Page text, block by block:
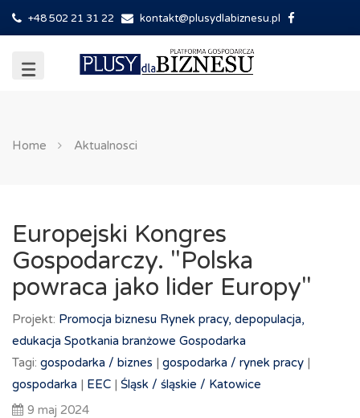
+48 502 21 31 22 kontakt@plusydlabiznesu.pl
Home Aktualnosci
Europejski Kongres
Gospodarczy. "Polska
powraca jako lider Europy"
Projekt: Promocja biznesu Rynek pracy, depopulacja,
edukacja Spotkania branżowe Gospodarka
Tagi: gospodarka / biznes | gospodarka / rynek pracy |
gospodarka | EEC | Śląsk / śląskie / Katowice
9 maj 2024